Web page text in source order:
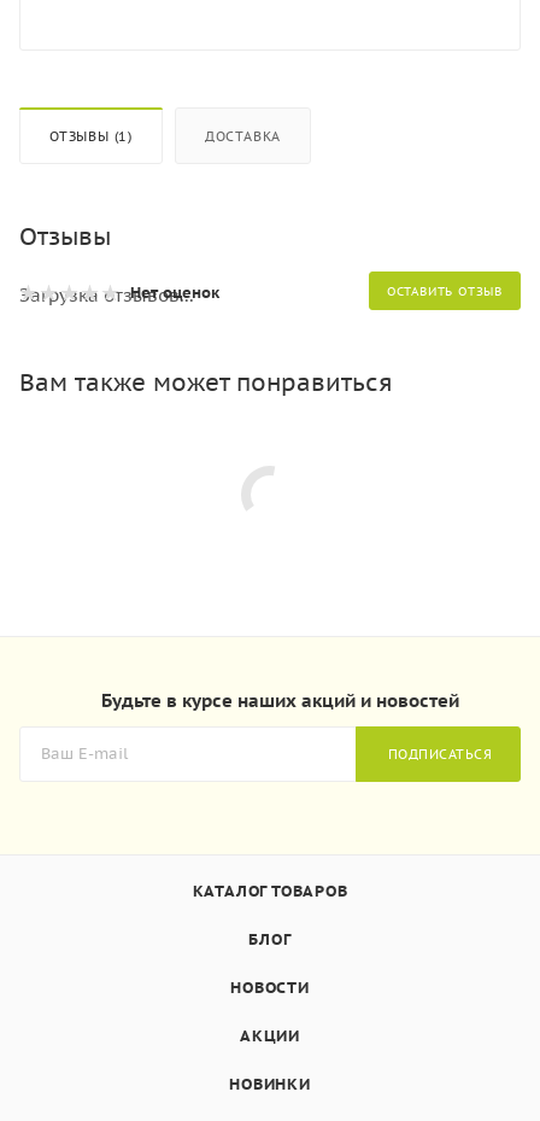
ОТЗЫВЫ (1) ДОСТАВКА
Отзывы
Нет оценок ОСТАВИТЬ ОТЗЫВ
Загрузка отзывов...
Вам также может понравиться
Будьте в курсе наших акций и новостей
ПОДПИСАТЬСЯ
КАТАЛОГ ТОВАРОВ
БЛОГ
НОВОСТИ
АКЦИИ
НОВИНКИ